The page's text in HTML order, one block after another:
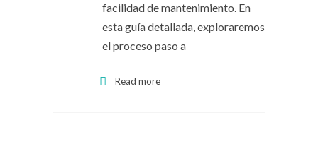
facilidad de mantenimiento. En
esta guía detallada, exploraremos
el proceso paso a
Read more